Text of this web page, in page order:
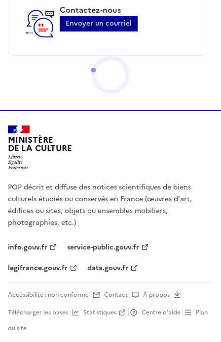
Contactez-nous
Envoyer un courriel
MINISTÈRE
DE LA CULTURE
POP décrit et diffuse des notices scientifiques de biens
culturels étudiés ou conservés en France (œuvres d'art,
édifices ou sites, objets ou ensembles mobiliers,
photographies, etc.)
info.gouv.fr
service-public.gouv.fr
legifrance.gouv.fr
data.gouv.fr
Accessibilité : non conforme Contact
À propos
Télécharger les bases
Statistiques Centre d’aide
Plan
du site